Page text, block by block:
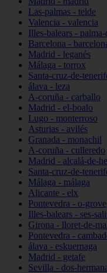
Las-palmas - telde
Valencia - valencia
Illes-balears -
Barcelona -
Madrid - leganés
Málaga - torrox
Santa-cruz-de-
álava - leza
A-coruña - carballo
Madrid - el-boalo
Lugo - monterroso
Asturias - avilés
Granada - monachil
A-coruña - culleredo
Madrid - alcalá-de-
Santa-cruz-de-
Málaga - málaga
Alicante - elx
Pontevedra - o-grove
Illes-balears - ses-
Girona - lloret-de-
Pontevedra -
álava - eskuernaga
Madrid - getafe
Sevilla - dos-